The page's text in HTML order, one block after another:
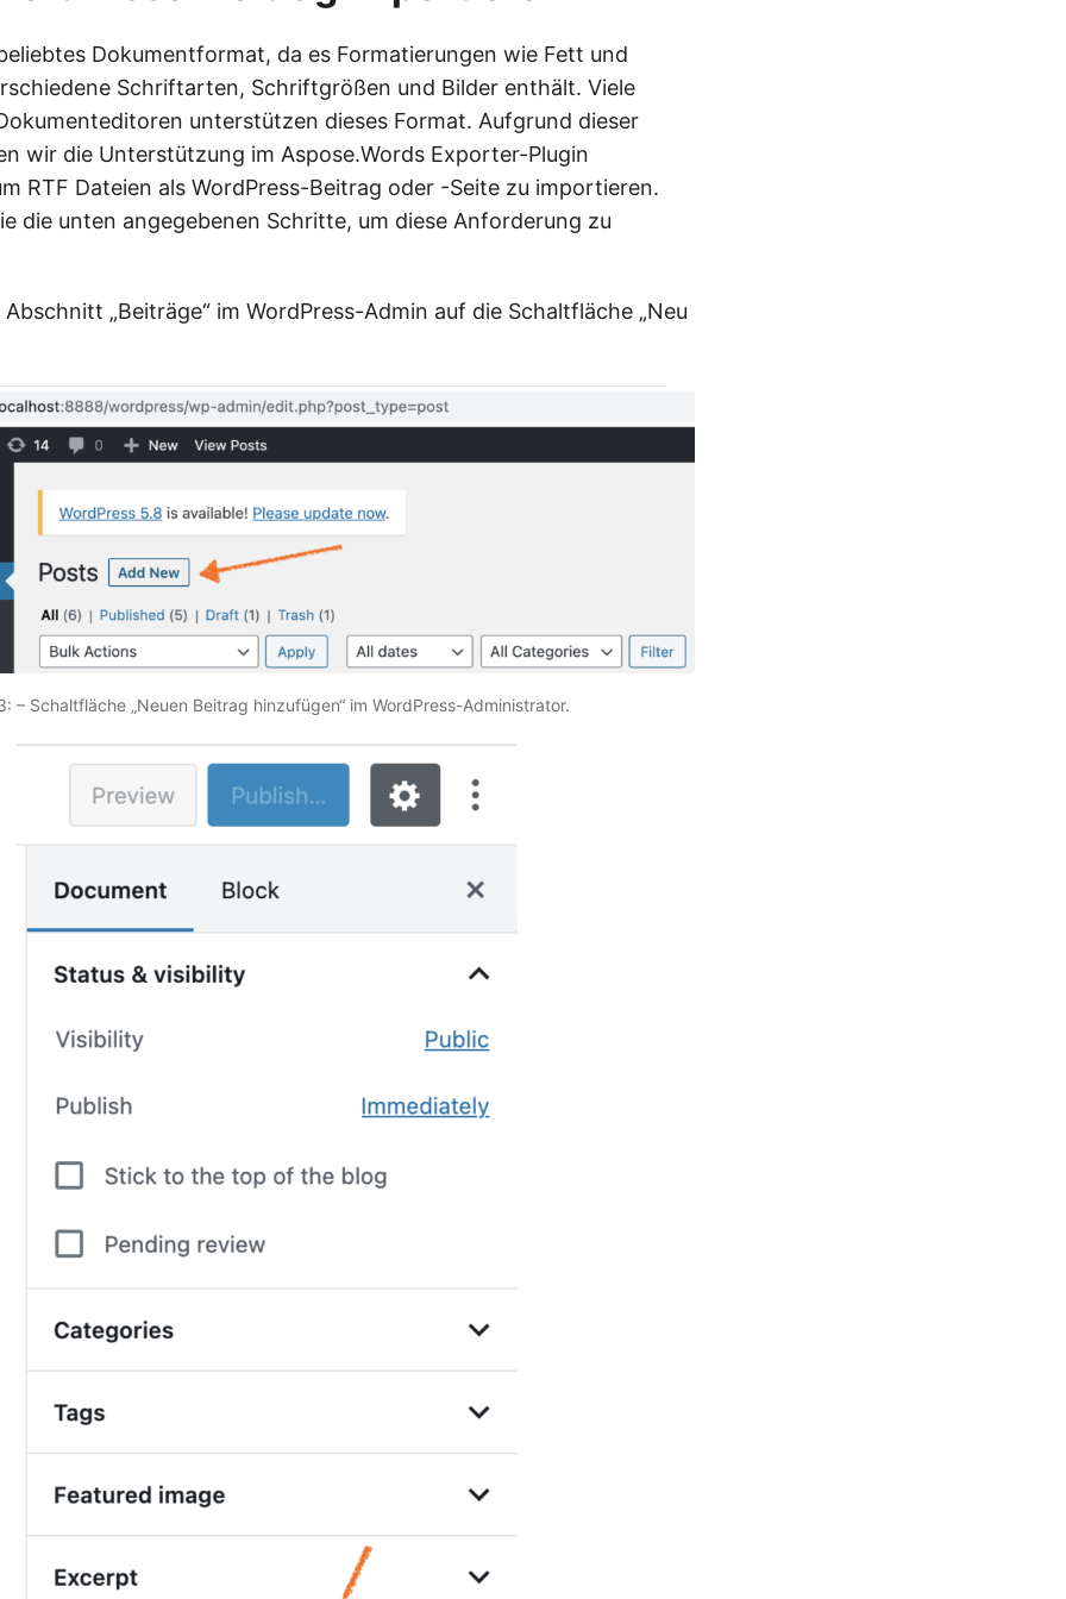
Dokumentformat, da es Formatierungen wie Fett und
Schriftarten, Schriftgrößen und Bilder enthält. Viele
unterstützen dieses Format. Aufgrund dieser
wir die Unterstützung im Aspose.Words Exporter-Plugin
RTF Dateien als WordPress-Beitrag oder -Seite zu importieren.
die unten angegebenen Schritte, um diese Anforderung zu
„Beiträge“ im WordPress-Admin auf die Schaltfläche „Neu
– Schaltfläche „Neuen Beitrag hinzufügen“ im WordPress-Administrator.